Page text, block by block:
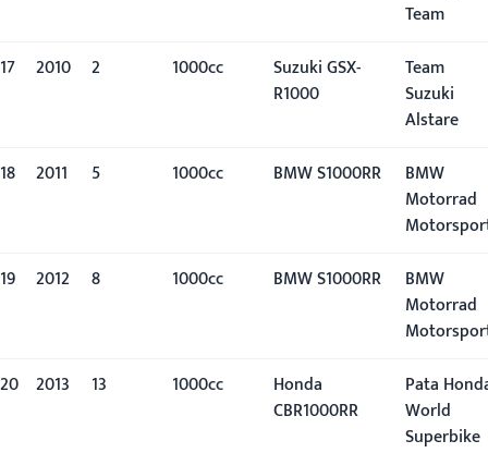
Team
17
2010 2º 1000cc
Suzuki GSX-
R1000
Team
Suzuki
Alstare
18
2011 5º 1000cc BMW S1000RR
BMW
Motorrad
19
2012 8º 1000cc BMW S1000RR
BMW
Motorrad
20 2013 13º 1000cc
Honda
CBR1000RR
Pata
World
Superbike